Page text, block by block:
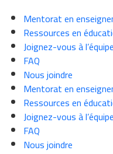
Mentorat en
Ressources en
Joignez-vous à l’équipe
FAQ
Nous joindre
Mentorat en
Ressources en
Joignez-vous à l’équipe
FAQ
Nous joindre